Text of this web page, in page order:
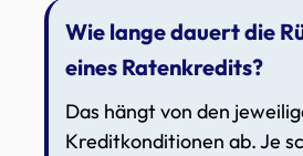
Wie lange dauert die
eines Ratenkredits?
Das hängt von den
Kreditkonditionen ab. Je